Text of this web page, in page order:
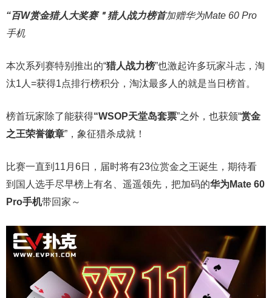
“百W赏金猎人大奖赛＂猎人战力榜首加赠华为Mate 60 Pro
手机
本次系列赛特别推出的“猎人战力榜”也激起许多玩家斗志，淘
汰1人=获得1点排行榜积分，淘汰最多人的就是当日榜首。
榜首玩家除了能获得“WSOP天堂岛套票”之外，也获颁“赏金
之王荣誉徽章”，象征猎杀成就！
比赛一直到11月6日，届时将有23位赏金之王诞生，期待看
到国人选手尽早榜上有名、遥遥领先，把加码的华为Mate 60
Pro手机带回家～